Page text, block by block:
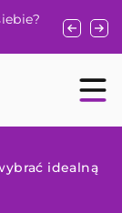
idealną